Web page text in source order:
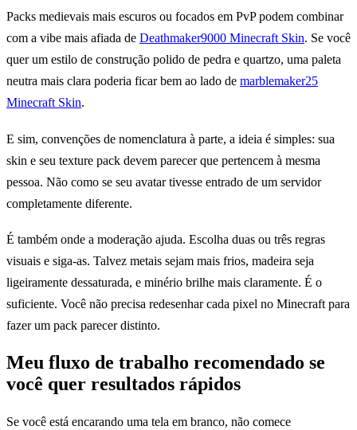
Packs medievais mais escuros ou focados em PvP podem combinar
com a vibe mais afiada de Deathmaker9000 Minecraft Skin. Se você
quer um estilo de construção polido de pedra e quartzo, uma paleta
neutra mais clara poderia ficar bem ao lado de marblemaker25
Minecraft Skin.
E sim, convenções de nomenclatura à parte, a ideia é simples: sua
skin e seu texture pack devem parecer que pertencem à mesma
pessoa. Não como se seu avatar tivesse entrado de um servidor
completamente diferente.
É também onde a moderação ajuda. Escolha duas ou três regras
visuais e siga-as. Talvez metais sejam mais frios, madeira seja
ligeiramente dessaturada, e minério brilhe mais claramente. É o
suficiente. Você não precisa redesenhar cada pixel no Minecraft para
fazer um pack parecer distinto.
Meu fluxo de trabalho recomendado se
você quer resultados rápidos
Se você está encarando uma tela em branco, não comece